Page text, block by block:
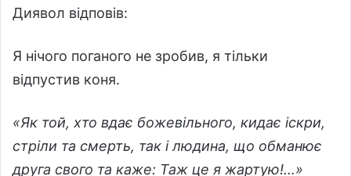
Диявол відповів:
Я нічого поганого не зробив, я тільки
відпустив коня.
«Як той, хто вдає божевільного, кидає іскри,
стріли та смерть, так і людина, що обманює
друга свого та каже: Таж це я жартую!…»